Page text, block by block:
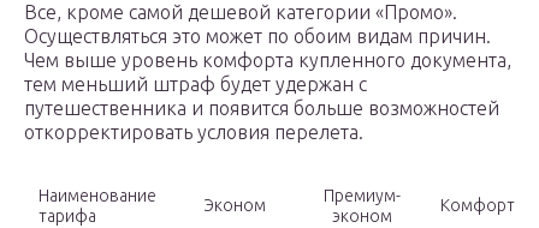
Все, кроме самой дешевой категории «Промо».
Осуществляться это может по обоим видам причин.
Чем выше уровень комфорта купленного документа,
тем меньший штраф будет удержан с
путешественника и появится больше возможностей
откорректировать условия перелета.
Наименование
тарифа
Эконом
Премиум-
эконом
Комфорт